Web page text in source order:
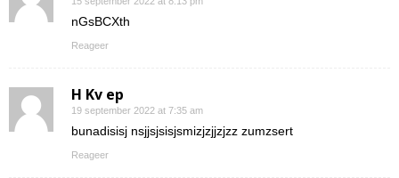
nGsBCXth
Reageer
H Kv ep
19 september 2022 at 7:35 am
bunadisisj nsjjsjsisjsmizjzjjzjzz zumzsert
Reageer